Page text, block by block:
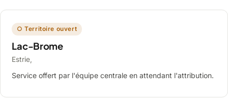
○ Territoire ouvert
Lac-Brome
Estrie,
Service offert par l'équipe centrale en attendant l'attribution.